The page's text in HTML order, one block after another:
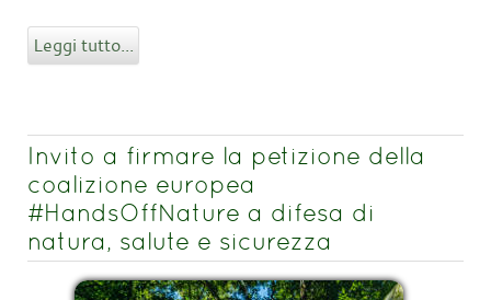
Leggi tutto...
Invito a firmare la petizione della
coalizione europea
#HandsOffNature a difesa di
natura, salute e sicurezza